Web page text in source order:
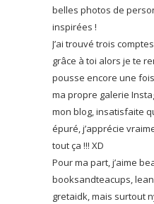
belles photos de
inspirées !
J’ai trouvé trois
grâce à toi alors je te
pousse encore une
ma propre galerie
mon blog, insatisfaite
épuré, j’apprécie
tout ça !!! XD
Pour ma part, j’aime
booksandteacups,
gretaidk, mais surtout